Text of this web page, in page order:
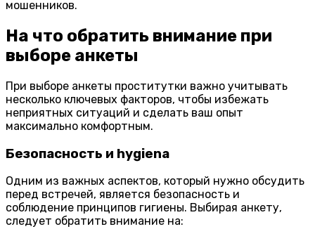
мошенников.
На что обратить внимание при
выборе анкеты
При выборе анкеты проститутки важно учитывать
несколько ключевых факторов, чтобы избежать
неприятных ситуаций и сделать ваш опыт
максимально комфортным.
Безопасность и hygiena
Одним из важных аспектов, который нужно обсудить
перед встречей, является безопасность и
соблюдение принципов гигиены. Выбирая анкету,
следует обратить внимание на: